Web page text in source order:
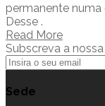
permanente
Desse .
Read More
Subscreva a
Sede